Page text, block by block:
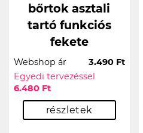
bőrtok asztali
tartó funkciós
fekete
Webshop ár
3.490 Ft
Egyedi tervezéssel
6.480 Ft
részletek